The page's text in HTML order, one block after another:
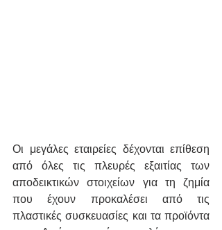
Οι μεγάλες εταιρείες δέχονται επίθεση
από όλες τις πλευρές εξαιτίας των
αποδεικτικών στοιχείων για τη ζημία
που έχουν προκαλέσει από τις
πλαστικές συσκευασίες και τα προϊόντα